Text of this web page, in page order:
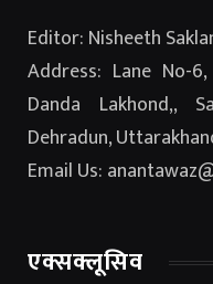
Editor: Nisheeth
Address: Lane No-
Danda Lakhond,,
Dehradun,
Email Us:
एक्सक्लूसिव